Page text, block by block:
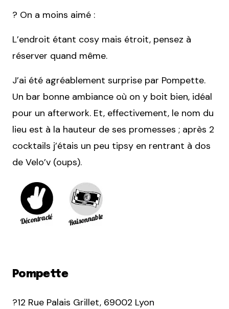
? On a moins aimé :
L’endroit étant cosy mais étroit, pensez à
réserver quand même.
J’ai été agréablement surprise par Pompette.
Un bar bonne ambiance où on y boit bien, idéal
pour un afterwork. Et, effectivement, le nom du
lieu est à la hauteur de ses promesses ; après 2
cocktails j’étais un peu tipsy en rentrant à dos
de Velo’v (oups).
Pompette
?12 Rue Palais Grillet, 69002 Lyon